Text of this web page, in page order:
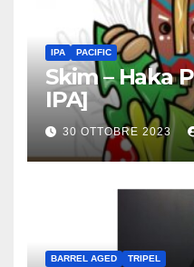
IPA PACIFIC
Skim – Haka
IPA]
30 OTTOBRE 2023
BARREL AGED TRIPEL